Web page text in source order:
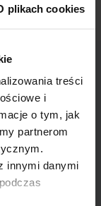
plikach cookies
treści
i
o tym, jak
partnerom
innymi danymi
marki Audi
producenta
z
Jest to
wyższą